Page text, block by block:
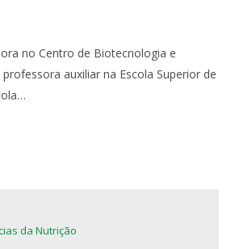
no Centro de Biotecnologia e
auxiliar na Escola Superior de
da Nutrição